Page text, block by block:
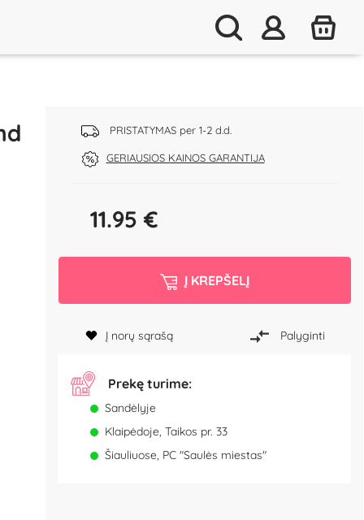
PRISTATYMAS per 1-2 d.d.
GERIAUSIOS KAINOS GARANTIJA
11.95 €
Į KREPŠELĮ
Į norų sąrašą Palyginti
Prekę turime:
Sandėlyje
Klaipėdoje, Taikos pr. 33
Šiauliuose, PC "Saulės miestas"